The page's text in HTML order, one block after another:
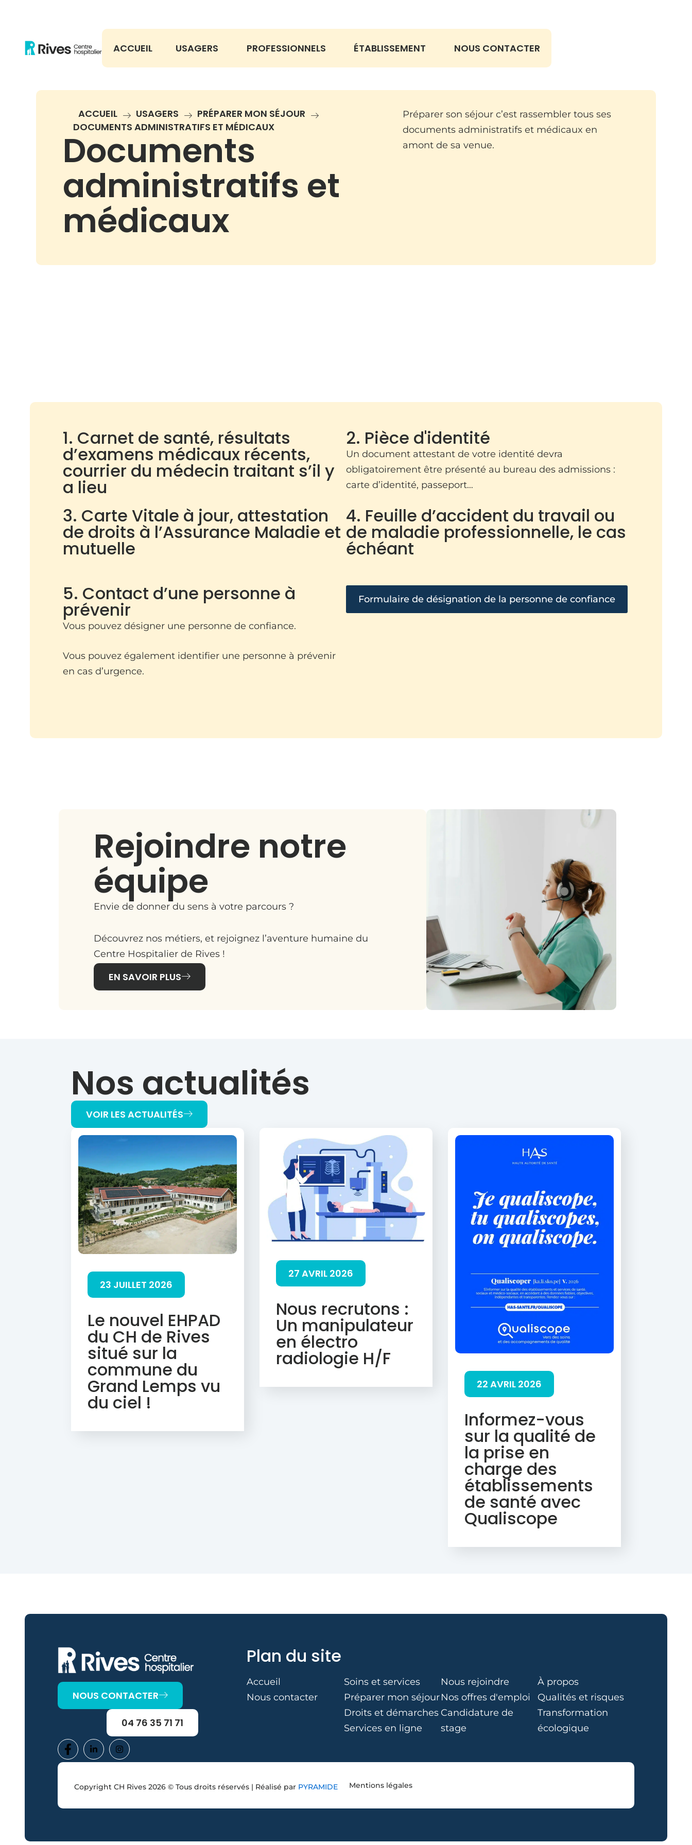
ACCUEIL USAGERS PROFESSIONNELS ÉTABLISSEMENT NOUS CONTACTER
ACCUEIL USAGERS
PRÉPARER MON SÉJOUR
DOCUMENTS ADMINISTRATIFS ET MÉDICAUX
Documents
administratifs et
médicaux
Préparer son séjour c’est rassembler tous ses
documents administratifs et médicaux en
amont de sa venue.
1. Carnet de santé, résultats
d’examens médicaux récents,
courrier du médecin traitant s’il y
a lieu
2. Pièce d'identité
Un document attestant de votre identité devra
obligatoirement être présenté au bureau des admissions :
carte d’identité, passeport…
3. Carte Vitale à jour, attestation
de droits à l’Assurance Maladie et
mutuelle
4. Feuille d’accident du travail ou
de maladie professionnelle, le cas
échéant
5. Contact d’une personne à
prévenir
Vous pouvez désigner une personne de confiance.
Vous pouvez également identifier une personne à prévenir
en cas d’urgence.
Formulaire de désignation de la personne de confiance
Rejoindre notre
équipe
Envie de donner du sens à votre parcours ?
Découvrez nos métiers, et rejoignez l’aventure humaine du
Centre Hospitalier de Rives !
EN SAVOIR PLUS
Nos actualités
VOIR LES ACTUALITÉS
23 JUILLET 2026
Le nouvel EHPAD
du CH de Rives
situé sur la
commune du
Grand Lemps vu
du ciel !
27 AVRIL 2026
Nous recrutons :
Un manipulateur
en électro
radiologie H/F
22 AVRIL 2026
Informez-vous
sur la qualité de
la prise en
charge des
établissements
de santé avec
Qualiscope
NOUS CONTACTER
04 76 35 71 71
Plan du site
Accueil
Nous contacter
Soins et services
Préparer mon séjour
Droits et démarches
Services en ligne
Nous rejoindre
Nos offres d'emploi
Candidature de
stage
À propos
Qualités et risques
Transformation
écologique
Copyright CH Rives 2026 © Tous droits réservés | Réalisé par PYRAMIDE Mentions légales